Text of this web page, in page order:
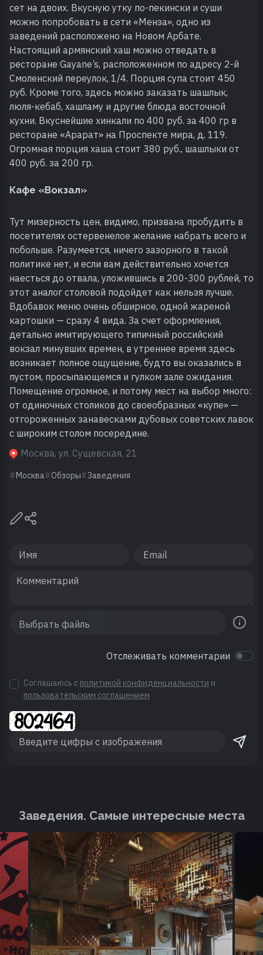
сет на двоих. Вкусную утку по-пекински и суши
можно попробовать в сети «Менза», одно из
заведений расположено на Новом Арбате.
Настоящий армянский хаш можно отведать в
ресторане Gayane’s, расположенном по адресу 2-й
Смоленский переулок, 1/4. Порция супа стоит 450
руб. Кроме того, здесь можно заказать шашлык,
люля-кебаб, хашламу и другие блюда восточной
кухни. Вкуснейшие хинкали по 400 руб. за 400 гр в
ресторане «Арарат» на Проспекте мира, д. 119.
Огромная порция хаша стоит 380 руб., шашлыки от
400 руб. за 200 гр.
Кафе «Вокзал»
Тут мизерность цен, видимо, призвана пробудить в
посетителях остервенелое желание набрать всего и
побольше. Разумеется, ничего зазорного в такой
политике нет, и если вам действительно хочется
наесться до отвала, уложившись в 200-300 рублей, то
этот аналог столовой подойдет как нельзя лучше.
Вдобавок меню очень обширное, одной жареной
картошки — сразу 4 вида. За счет оформления,
детально имитирующего типичный российский
вокзал минувших времен, в утреннее время здесь
возникает полное ощущение, будто вы оказались в
пустом, просыпающемся и гулком зале ожидания.
Помещение огромное, и потому мест на выбор много:
от одиночных столиков до своеобразных «купе» —
отгороженных занавесками дубовых советских лавок
с широким столом посередине.
Москва, ул. Сущевская, 21
Москва Обзоры Заведения
Отслеживать комментарии
Соглашаюсь с политикой конфиденциальности и
пользовательским соглашением
Заведения. Cамые интересные места